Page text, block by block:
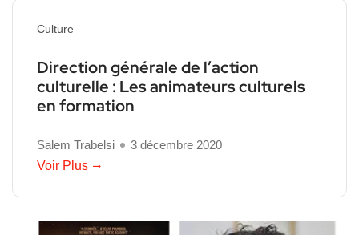
Culture
Direction générale de l’action
culturelle : Les animateurs culturels
en formation
Salem Trabelsi
3 décembre 2020
Voir Plus